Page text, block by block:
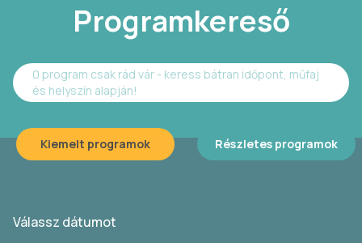
Programkereső
0 program csak rád vár - keress bátran időpont, műfaj
és helyszín alapján!
Kiemelt programok Részletes programok
Válassz dátumot